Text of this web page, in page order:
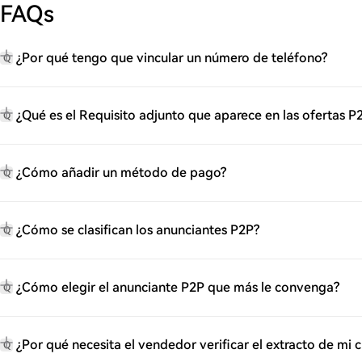
FAQs
Q ¿Por qué tengo que vincular un número de teléfono?
Q ¿Qué es el Requisito adjunto que aparece en las ofertas
Q ¿Cómo añadir un método de pago?
Q ¿Cómo se clasifican los anunciantes P2P?
Q ¿Cómo elegir el anunciante P2P que más le convenga?
Q ¿Por qué necesita el vendedor verificar el extracto de mi